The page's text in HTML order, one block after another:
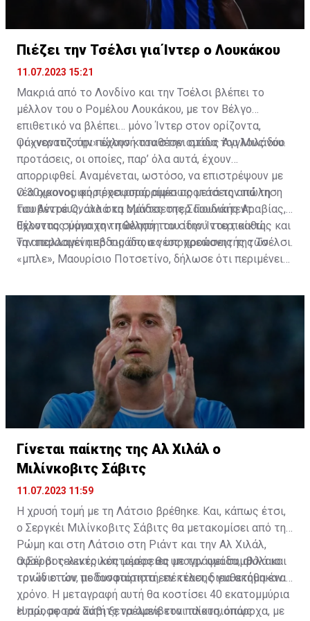
Πιέζει την Τσέλσι για Ίντερ ο Λουκάκου
11.07.2023 15:21
Μακριά από το Λονδίνο και την Τσέλσι βλέπει το
μέλλον του ο Ρομέλου Λουκάκου, με τον Βέλγο
επιθετικό να βλέπει… μόνο Ίντερ στον ορίζοντα,
ψάχνοντας την πώλησή του στην ομάδα του Μιλάνου.
Οι «νερατζούρι» έχουν καταθέσει στους Άγγλους δύο
προτάσεις, οι οποίες, παρ’ όλα αυτά, έχουν
απορριφθεί. Αναμένεται, ωστόσο, να επιστρέψουν με
νέα οικονομική προσφορά, αμέσως μετά την πώληση
του Αντρέ Ονάνα στη Μάντσεστερ Γιουνάιτεντ.
Έχοντας σύμμαχο τη θέληση του ίδιου του παίκτη.
Ο 30χρονος φορ έχει απορρίψει προτάσεις από τη
Γιουβέντους, αλλά κα ομάδες της Σαουδικής Αραβίας,
θέλοντας μόνο την πώλησή του στην Ίντερ, καθώς και
να απαλλαγεί από τις όποιες υποχρεώσεις της Τσέλσι.
Την περασμένη εβδομάδα, ο νέος προπονητής των
«μπλε», Μαουρίσιο Ποτσετίνο, δήλωσε ότι περιμένει
ομάδας, ώστε να ξεκινήσει προετοιμασία. Πράγμα που
ο ποδοσφαιριστής απεύχεται.
Γίνεται παίκτης της Αλ Χιλάλ ο
Μιλίνκοβιτς Σάβιτς
11.07.2023 11:59
Η χρυσή τομή με τη Λάτσιο βρέθηκε. Και, κάπως έτσι,
ο Σεργκέι Μιλίνκοβιτς Σάβιτς θα μετακομίσει από τη
Ρώμη και στη Λάτσιο στη Ριάντ και την Αλ Χιλάλ,
αφού οι τελικές λεπτομέρειες με την ομάδα, αλλά και
τον ίδιο τον ποδοσφαιριστή, εν τέλει, διευθετήθηκαν.
Ο Σέρβος κεντρικός μέσος θα υπογράψει συμβόλαιο
τριών ετών, με δυνατότητα επέκτασης για ακόμα έναν
χρόνο. Η μεταγραφή αυτή θα κοστίσει 40 εκατομμύρια
ευρώ, με τον Σάβιτς να αμείβεται πλουσιοπάροχα, με
Η προσφορά αυτή ξετρέλανε τον παίκτη, όπως